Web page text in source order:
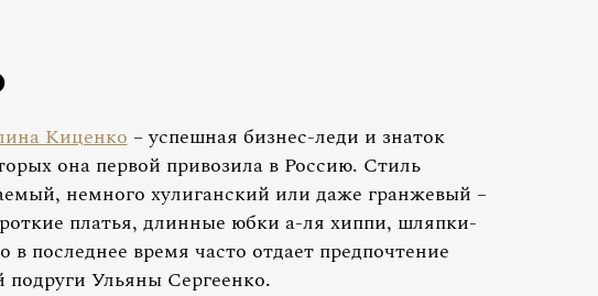
Киценко– успешная бизнес-леди и знаток
она первой привозила в Россию. Стиль
немного хулиганский или даже гранжевый –
платья, длинные юбки а-ля хиппи, шляпки-
последнее время часто отдает предпочтение
Ульяны Сергеенко.